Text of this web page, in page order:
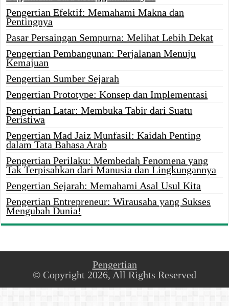
Pengertian Efektif: Memahami Makna dan
Pentingnya
Pasar Persaingan Sempurna: Melihat Lebih Dekat
Pengertian Pembangunan: Perjalanan Menuju
Kemajuan
Pengertian Sumber Sejarah
Pengertian Prototype: Konsep dan Implementasi
Pengertian Latar: Membuka Tabir dari Suatu
Peristiwa
Pengertian Mad Jaiz Munfasil: Kaidah Penting
dalam Tata Bahasa Arab
Pengertian Perilaku: Membedah Fenomena yang
Tak Terpisahkan dari Manusia dan Lingkungannya
Pengertian Sejarah: Memahami Asal Usul Kita
Pengertian Entrepreneur: Wirausaha yang Sukses
Mengubah Dunia!
Pengertian
© Copyright 2026, All Rights Reserved